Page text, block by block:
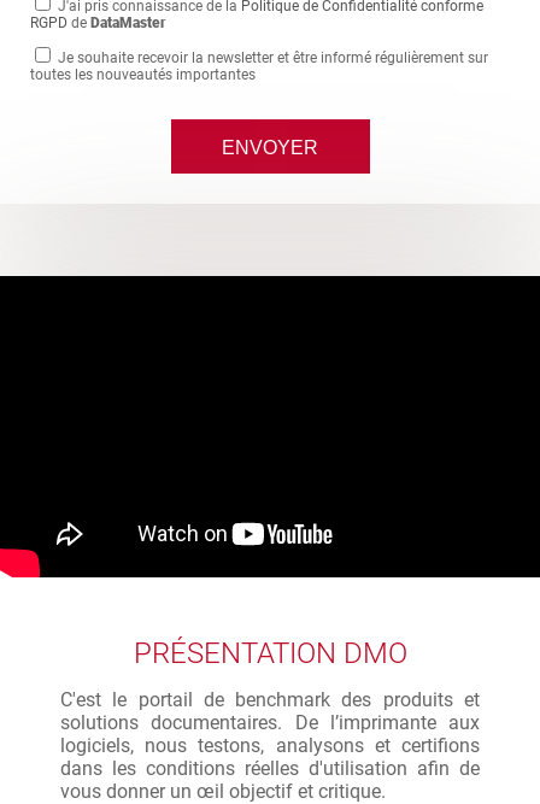
J'ai pris connaissance de la Politique de Confidentialité conforme
RGPD de DataMaster
Je souhaite recevoir la newsletter et être informé régulièrement sur
toutes les nouveautés importantes
PRÉSENTATION DMO
C'est le portail de benchmark des produits et
solutions documentaires. De l’imprimante aux
logiciels, nous testons, analysons et certifions
dans les conditions réelles d'utilisation afin de
vous donner un œil objectif et critique.